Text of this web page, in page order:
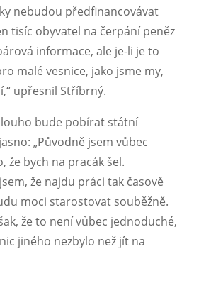
nebudou předfinancovávat
tisíc obyvatel na čerpání peněz
informace, ale je-li je to
malé vesnice, jako jsme my,
upřesnil Stříbrný.
bude pobírat státní
„Původně jsem vůbec
že bych na pracák šel.
že najdu práci tak časově
moci starostovat souběžně.
že to není vůbec jednoduché,
jiného nezbylo než jít na